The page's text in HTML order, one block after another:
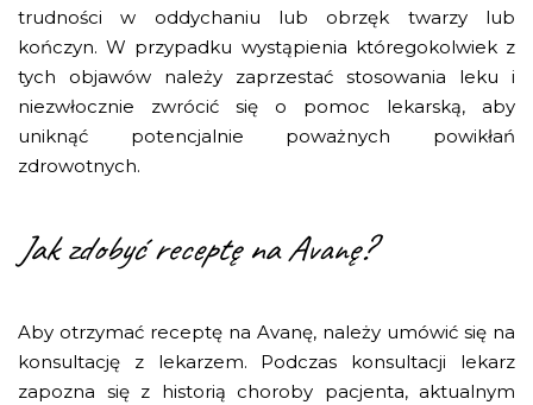
trudności w oddychaniu lub obrzęk twarzy lub
kończyn. W przypadku wystąpienia któregokolwiek z
tych objawów należy zaprzestać stosowania leku i
niezwłocznie zwrócić się o pomoc lekarską, aby
uniknąć potencjalnie poważnych powikłań
zdrowotnych.
Jak zdobyć receptę na Avanę?
Aby otrzymać receptę na Avanę, należy umówić się na
konsultację z lekarzem. Podczas konsultacji lekarz
zapozna się z historią choroby pacjenta, aktualnym